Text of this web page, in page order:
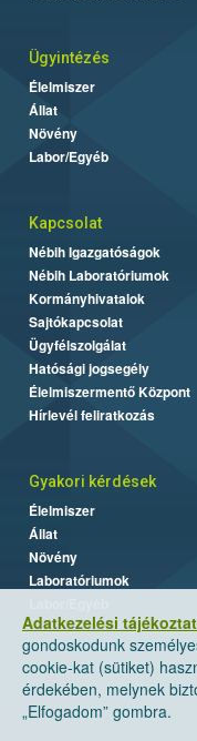
Adatkezelési
gondoskodunk
cookie-kat (sütiket)
érdekében, melynek
„Elfogadom” gombra.
Ügyintézés
Élelmiszer
Állat
Növény
Labor/Egyéb
Kapcsolat
Nébih Igazgatóságok
Nébih Laboratóriumok
Kormányhivatalok
Sajtókapcsolat
Ügyfélszolgálat
Hatósági jogsegély
Élelmiszermentő Központ
Hírlevél feliratkozás
Gyakori kérdések
Élelmiszer
Állat
Növény
Laboratóriumok